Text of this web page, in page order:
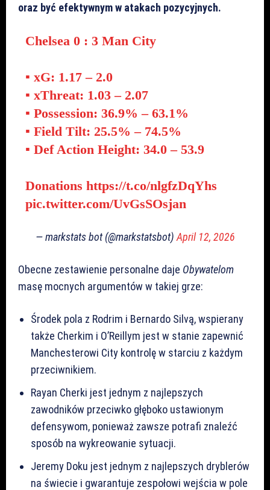
oraz być efektywnym w atakach pozycyjnych.
Chelsea 0 : 3 Man City
▪ xG: 1.17 – 2.0
▪ xThreat: 1.03 – 2.07
▪ Possession: 36.9% – 63.1%
▪ Field Tilt: 25.5% – 74.5%
▪ Def Action Height: 34.0 – 53.9
Donations https://t.co/nlgfzDqYhs
pic.twitter.com/UvGsSOsjan
— markstats bot (@markstatsbot) April 12, 2026
Obecne zestawienie personalne daje Obywatelom
masę mocnych argumentów w takiej grze:
Środek pola z Rodrim i Bernardo Silvą, wspierany
także Cherkim i O’Reillym jest w stanie zapewnić
Manchesterowi City kontrolę w starciu z każdym
przeciwnikiem.
Rayan Cherki jest jednym z najlepszych
zawodników przeciwko głęboko ustawionym
defensywom, ponieważ zawsze potrafi znaleźć
sposób na wykreowanie sytuacji.
Jeremy Doku jest jednym z najlepszych dryblerów
na świecie i gwarantuje zespołowi wejścia w pole